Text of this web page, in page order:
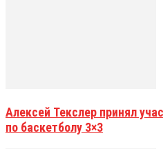
Алексей Текслер принял
по баскетболу 3×3